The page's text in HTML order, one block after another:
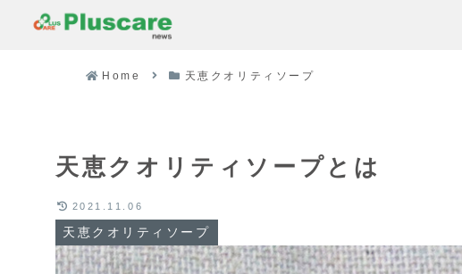
Home 天恵クオリティソープ
天恵クオリティソープとは
天恵クオリティソープ
2021.11.06